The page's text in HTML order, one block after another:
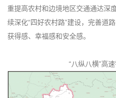
重提高农村和边境地区交通通达深
续深化“四好农村路”建设，完善道
获得感、幸福感和安全感。
“八纵八横”高速